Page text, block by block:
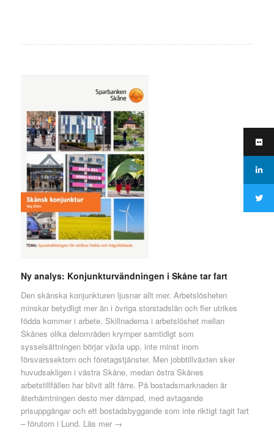
Ny analys: Konjunkturvändningen i Skåne tar fart
Den skånska konjunkturen ljusnar allt mer. Arbetslösheten
minskar betydligt mer än i övriga storstadslän och fler utrikes
födda kommer i arbete. Skillnaderna i arbetslöshet mellan
Skånes olika delområden krymper samtidigt som
sysselsättningen börjar växla upp, inte minst inom
försvarssektorn och företagstjänster. Men jobbtillväxten sker
huvudsakligen i västra Skåne, medan östra Skånes
arbetstillfällen har blivit allt färre. På bostadsmarknaden är
återhämtningen desto mer dämpad, med avtagande
prisuppgångar och ett bostadsbyggande som inte riktigt tagit fart
– förutom i Lund. Läs mer →